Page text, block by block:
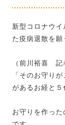
新型コロナウ
た疫病退散を願
（前川裕喜 記
「そのお守り
があるお経と５
お守りを作っ